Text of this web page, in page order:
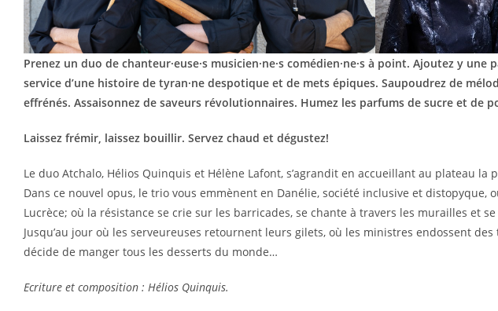
Prenez un duo de chanteur·euse·s musicien·ne·s comédien·ne·s à point. Ajoutez y une
service d’une histoire de tyran·ne despotique et de mets épiques. Saupoudrez de
effrénés. Assaisonnez de saveurs révolutionnaires. Humez les parfums de sucre et de
Laissez frémir, laissez bouillir. Servez chaud et dégustez!
Le duo Atchalo, Hélios Quinquis et Hélène Lafont, s’agrandit en accueillant au plateau la
Dans ce nouvel opus, le trio vous emmènent en Danélie, société inclusive et distopyque,
Lucrèce; où la résistance se crie sur les barricades, se chante à travers les murailles et
Jusqu’au jour où les serveureuses retournent leurs gilets, où les ministres endossent
décide de manger tous les desserts du monde…
Ecriture et composition : Hélios Quinquis.